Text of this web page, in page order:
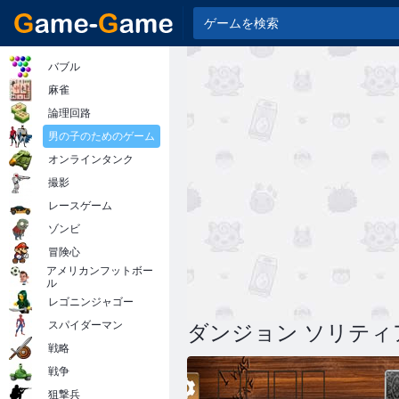
ダンジョン ソリティ
バブル
麻雀
論理回路
男の子のためのゲーム
オンラインタンク
撮影
レースゲーム
ゾンビ
冒険心
アメリカンフットボー
ル
レゴニンジャゴー
スパイダーマン
戦略
戦争
狙撃兵